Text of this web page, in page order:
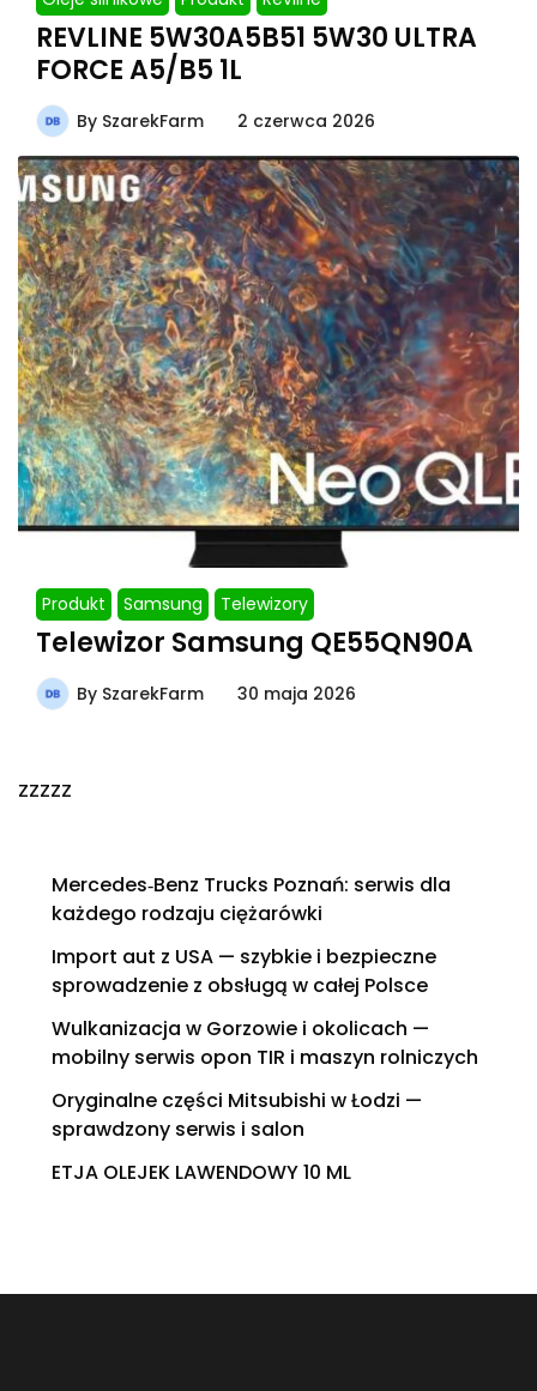
REVLINE 5W30A5B51 5W30 ULTRA
FORCE A5/B5 1L
By SzarekFarm 2 czerwca 2026
Produkt Samsung Telewizory
Telewizor Samsung QE55QN90A
By SzarekFarm 30 maja 2026
zzzzz
Mercedes‑Benz Trucks Poznań: serwis dla
każdego rodzaju ciężarówki
Import aut z USA — szybkie i bezpieczne
sprowadzenie z obsługą w całej Polsce
Wulkanizacja w Gorzowie i okolicach —
mobilny serwis opon TIR i maszyn rolniczych
Oryginalne części Mitsubishi w Łodzi —
sprawdzony serwis i salon
ETJA OLEJEK LAWENDOWY 10 ML